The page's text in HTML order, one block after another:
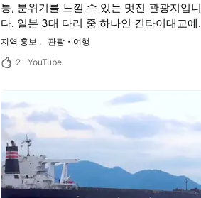
통, 분위기를 느낄 수 있는 멋진 관광지입니
다. 일본 3대 다리 중 하나인 긴타이대교에
서 체험할 수 있는 가마우지와 불꽃놀이를
즐기자!
지역 홍보
관광・여행
2
YouTube